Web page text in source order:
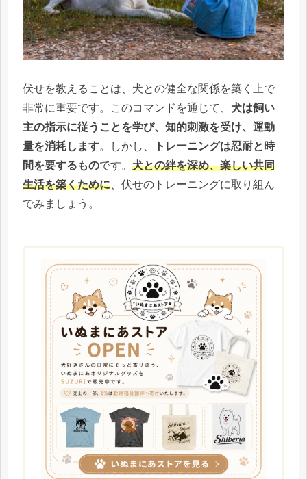
伏せを教えることは、犬との健全な関係を築く上で
非常に重要です。このコマンドを通じて、 犬は飼い
主の指示に従うことを学び、知的刺激を受け、運動
量を消耗します。しかし、
トレーニングは忍耐と時
間を要するものです。 犬との絆を深め、楽しい共同
生活を築くために 、伏せのトレーニングに取り組ん
でみましょう。